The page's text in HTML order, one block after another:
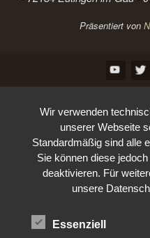
Präsentiert von
Wir verwenden
unserer Webseite
Standardmäßig sind alle
Sie können diese
deaktivieren. Für
unsere
Essenziell